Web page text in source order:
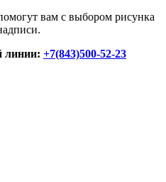
вам с выбором рисунка
линии: +7(843)500-52-23